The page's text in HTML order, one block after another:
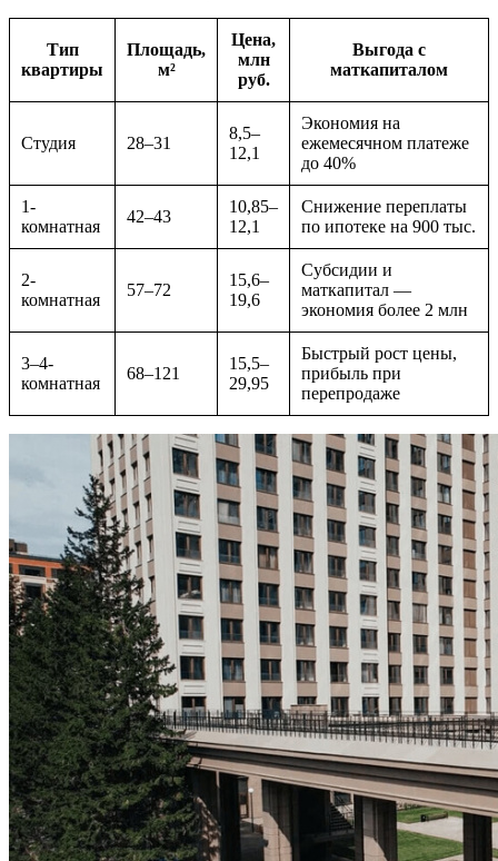
Тип
квартиры
Площадь,
м²
Цена,
млн
руб.
Выгода с
маткапиталом
Студия 28–31
8,5–
12,1
Экономия на
ежемесячном платеже
до 40%
1-
комнатная
42–43
10,85–
12,1
Снижение переплаты
по ипотеке на 900 тыс.
2-
комнатная
57–72
15,6–
19,6
Субсидии и
маткапитал —
экономия более 2 млн
3–4-
комнатная
68–121
15,5–
29,95
Быстрый рост цены,
прибыль при
перепродаже